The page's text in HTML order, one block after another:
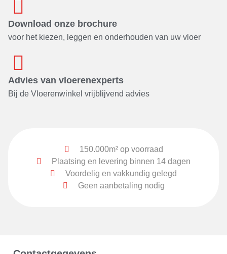
Download onze brochure
voor het kiezen, leggen en onderhouden van uw vloer
Advies van vloerenexperts
Bij de Vloerenwinkel vrijblijvend advies
150.000m² op voorraad
Plaatsing en levering binnen 14 dagen
Voordelig en vakkundig gelegd
Geen aanbetaling nodig